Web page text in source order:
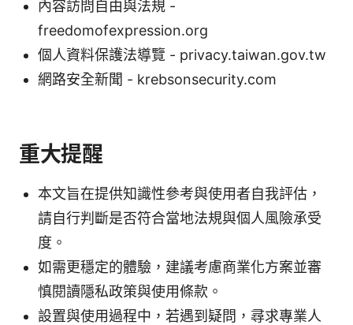
內容訪問自由與法規 -
freedomofexpression.org
個人資料保護法導覽 - privacy.taiwan.gov.tw
網路安全新聞 - krebsonsecurity.com
重大提醒
本文旨在提供知識性參考與使用者自我評估，
請自行判斷是否符合當地法規與個人風險承受
度。
如需更穩定的體驗，建議考慮商業化方案並審
慎閱讀隱私政策與使用條款。
設置與使用過程中，若遇到疑問，尋求專業人